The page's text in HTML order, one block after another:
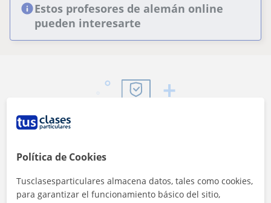
Estos profesores de alemán online
pueden interesarte
Contacta con los profesores mediante nuestra
Política de Cookies
Tusclasesparticulares almacena datos, tales como cookies,
para garantizar el funcionamiento básico del sitio,